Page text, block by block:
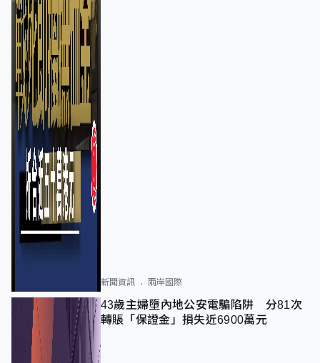
新聞資訊 兩岸國際
43歲主婦墮內地公安電騙陷阱 分81次
轉賬「保證金」損失近6900萬元